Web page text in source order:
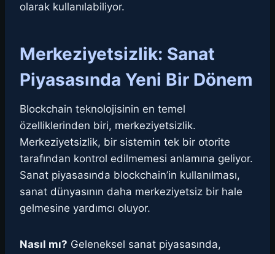
olarak kullanılabiliyor.
Merkeziyetsizlik: Sanat
Piyasasında Yeni Bir Dönem
Blockchain teknolojisinin en temel
özelliklerinden biri, merkeziyetsizlik.
Merkeziyetsizlik, bir sistemin tek bir otorite
tarafından kontrol edilmemesi anlamına geliyor.
Sanat piyasasında blockchain’in kullanılması,
sanat dünyasının daha merkeziyetsiz bir hale
gelmesine yardımcı oluyor.
Nasıl mı? Geleneksel sanat piyasasında,